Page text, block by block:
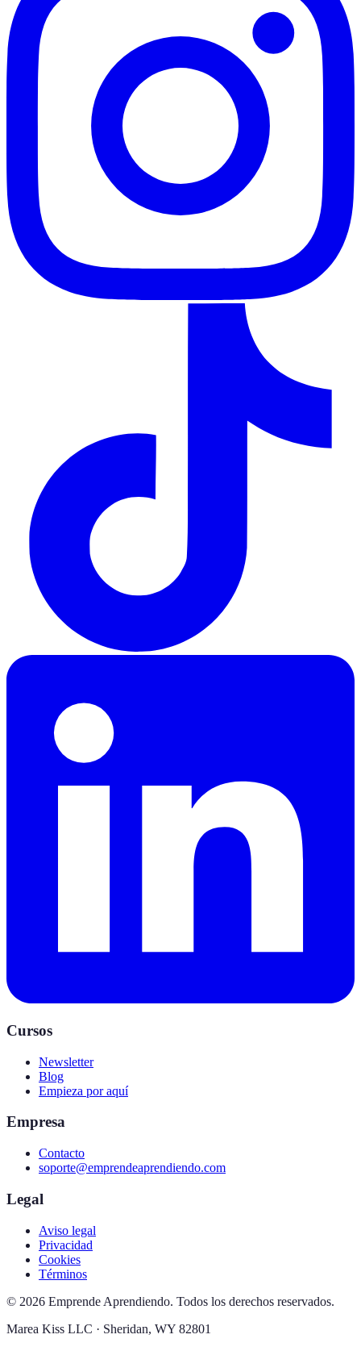
Cursos
Newsletter
Blog
Empieza por aquí
Empresa
Contacto
soporte@emprendeaprendiendo.com
Legal
Aviso legal
Privacidad
Cookies
Términos
© 2026 Emprende Aprendiendo. Todos los derechos reservados.
Marea Kiss LLC · Sheridan, WY 82801